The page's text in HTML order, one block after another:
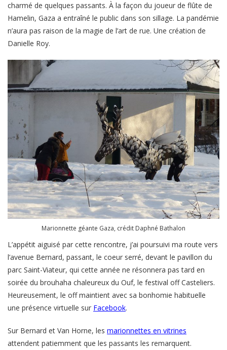
charmé de quelques passants. À la façon du joueur de flûte de
Hamelin, Gaza a entraîné le public dans son sillage. La pandémie
n’aura pas raison de la magie de l’art de rue. Une création de
Danielle Roy.
Marionnette géante Gaza, crédit Daphné Bathalon
L’appétit aiguisé par cette rencontre, j’ai poursuivi ma route vers
l’avenue Bernard, passant, le coeur serré, devant le pavillon du
parc Saint-Viateur, qui cette année ne résonnera pas tard en
soirée du brouhaha chaleureux du Ouf, le festival off Casteliers.
Heureusement, le off maintient avec sa bonhomie habituelle
une présence virtuelle sur Facebook.
Sur Bernard et Van Horne, les marionnettes en vitrines
attendent patiemment que les passants les remarquent.